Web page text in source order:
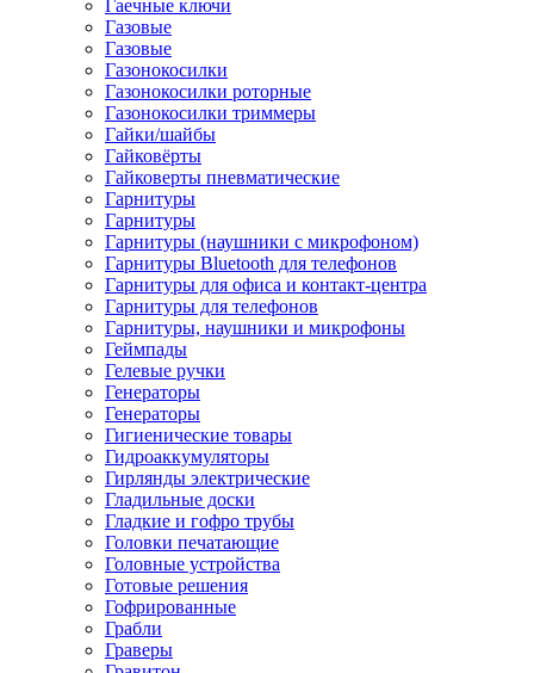
Гаечные ключи
Газовые
Газовые
Газонокосилки
Газонокосилки роторные
Газонокосилки триммеры
Гайки/шайбы
Гайковёрты
Гайковерты пневматические
Гарнитуры
Гарнитуры
Гарнитуры (наушники с микрофоном)
Гарнитуры Bluetooth для телефонов
Гарнитуры для офиса и контакт-центра
Гарнитуры для телефонов
Гарнитуры, наушники и микрофоны
Геймпады
Гелевые ручки
Генераторы
Генераторы
Гигиенические товары
Гидроаккумуляторы
Гирлянды электрические
Гладильные доски
Гладкие и гофро трубы
Головки печатающие
Головные устройства
Готовые решения
Гофрированные
Грабли
Граверы